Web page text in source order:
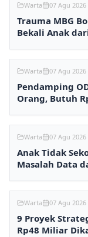
Warta 07 Agu 2026
Trauma MBG
Bekali Anak
Warta 07 Agu 2026
Pendamping
Orang, Butuh
Warta 07 Agu 2026
Anak Tidak
Masalah Data
Warta 07 Agu 2026
9 Proyek
Rp48 Miliar